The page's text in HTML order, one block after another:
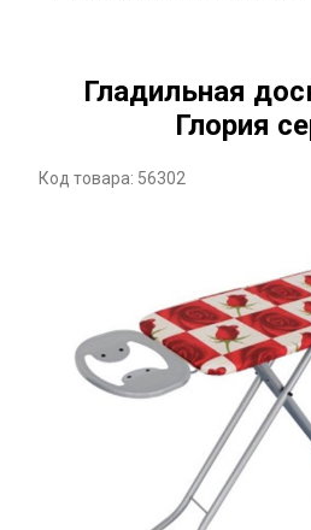
Гладильная
Глория
Код товара: 56302